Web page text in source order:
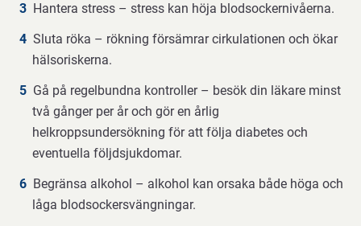
Hantera stress – stress kan höja blodsockernivåerna.
Sluta röka – rökning försämrar cirkulationen och ökar
hälsoriskerna.
Gå på regelbundna kontroller – besök din läkare minst
två gånger per år och gör en årlig
helkroppsundersökning för att följa diabetes och
eventuella följdsjukdomar.
Begränsa alkohol – alkohol kan orsaka både höga och
låga blodsockersvängningar.